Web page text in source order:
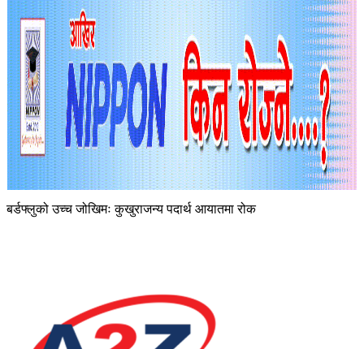
बर्डफ्लुको उच्च जोखिमः कुखुराजन्य पदार्थ आयातमा रोक